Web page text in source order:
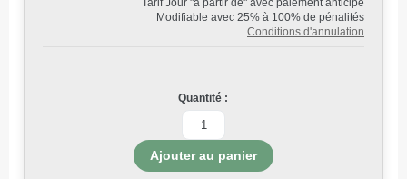
Tarif Jour "à partir de" avec paiement anticipé
Modifiable avec 25% à 100% de pénalités
Conditions d'annulation
Quantité :